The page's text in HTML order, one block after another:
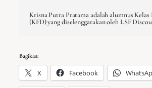
Krisna Putra Pratama adalah alumnus Kelas
(KFD) yang diselenggarakan oleh LSF
Bagikan:
X Facebook